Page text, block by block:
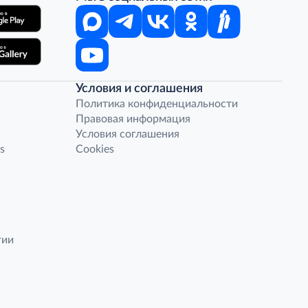
Условия и соглашения
Политика конфиденциальности
Правовая информация
Условия соглашения
Cookies